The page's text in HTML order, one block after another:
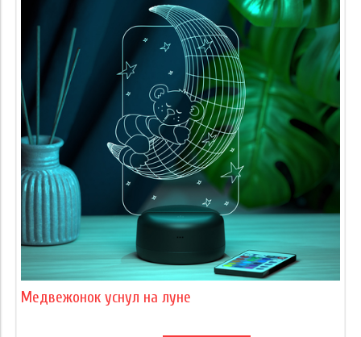
Медвежонок уснул на луне